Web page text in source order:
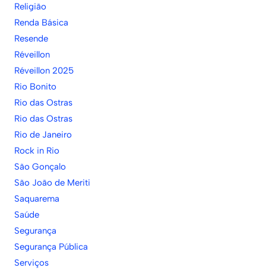
Religião
Renda Básica
Resende
Réveillon
Réveillon 2025
Rio Bonito
Rio das Ostras
Rio das Ostras
Rio de Janeiro
Rock in Rio
São Gonçalo
São João de Meriti
Saquarema
Saúde
Segurança
Segurança Pública
Serviços